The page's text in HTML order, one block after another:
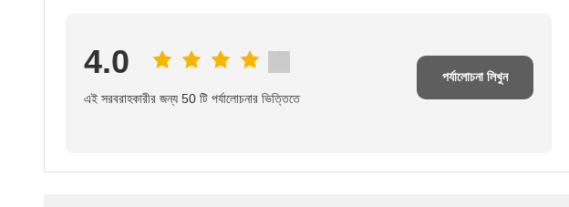
4.0
এই সরবরাহকারীর জন্য 50 টি পর্যালোচনার ভিত্তিতে
পর্যালোচনা লিখুন